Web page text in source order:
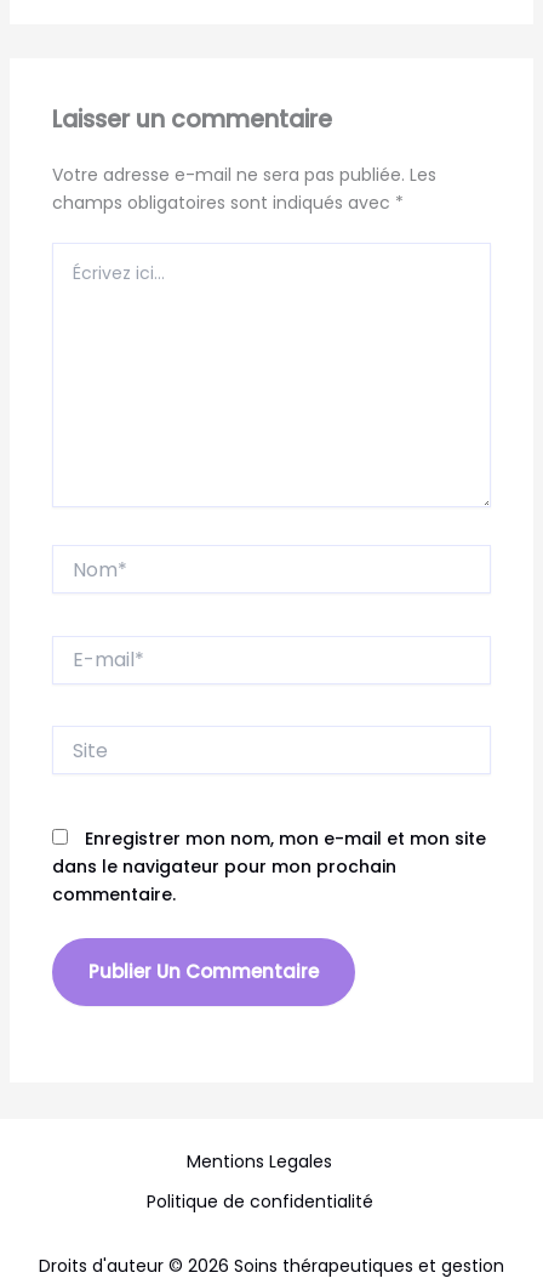
Laisser un commentaire
Votre adresse e-mail ne sera pas publiée. Les
champs obligatoires sont indiqués avec *
ici…
mail*
Enregistrer mon nom, mon e-mail et mon site
dans le navigateur pour mon prochain
commentaire.
Mentions Legales
Politique de confidentialité
Droits d'auteur © 2026 Soins thérapeutiques et gestion